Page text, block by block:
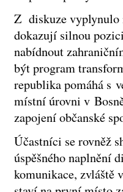
Z diskuze vyplynulo
dokazují silnou
nabídnout
být program
republika pomáhá s
místní úrovni v
zapojení občanské
Účastníci se rovněž
úspěšného naplnění
komunikace, zvláště